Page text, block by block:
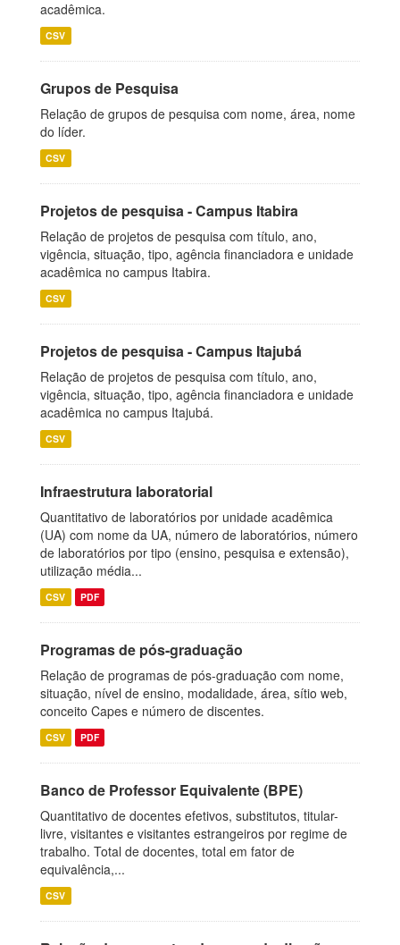
acadêmica.
CSV
Grupos de Pesquisa
Relação de grupos de pesquisa com nome, área, nome
do líder.
CSV
Projetos de pesquisa - Campus Itabira
Relação de projetos de pesquisa com título, ano,
vigência, situação, tipo, agência financiadora e unidade
acadêmica no campus Itabira.
CSV
Projetos de pesquisa - Campus Itajubá
Relação de projetos de pesquisa com título, ano,
vigência, situação, tipo, agência financiadora e unidade
acadêmica no campus Itajubá.
CSV
Infraestrutura laboratorial
Quantitativo de laboratórios por unidade acadêmica
(UA) com nome da UA, número de laboratórios, número
de laboratórios por tipo (ensino, pesquisa e extensão),
utilização média...
CSV PDF
Programas de pós-graduação
Relação de programas de pós-graduação com nome,
situação, nível de ensino, modalidade, área, sítio web,
conceito Capes e número de discentes.
CSV PDF
Banco de Professor Equivalente (BPE)
Quantitativo de docentes efetivos, substitutos, titular-
livre, visitantes e visitantes estrangeiros por regime de
trabalho. Total de docentes, total em fator de
equivalência,...
CSV